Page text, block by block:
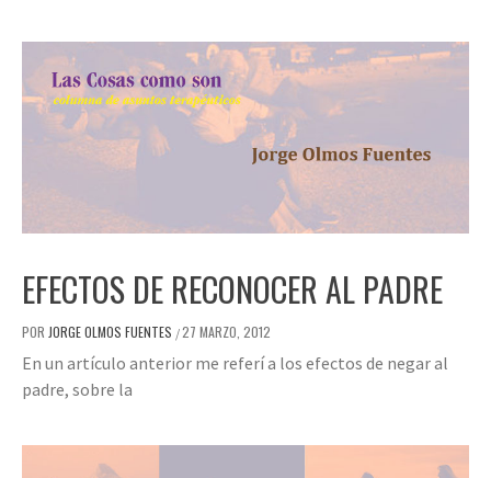
EFECTOS DE RECONOCER AL PADRE
POR JORGE OLMOS FUENTES /27 MARZO, 2012
En un artículo anterior me referí a los efectos de negar al
padre, sobre la